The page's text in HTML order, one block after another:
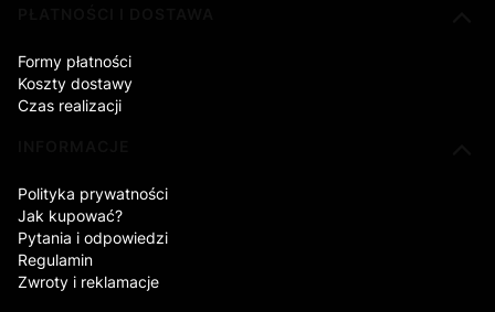
Formy płatności
Koszty dostawy
Czas realizacji
Polityka prywatności
Jak kupować?
Pytania i odpowiedzi
Regulamin
Zwroty i reklamacje